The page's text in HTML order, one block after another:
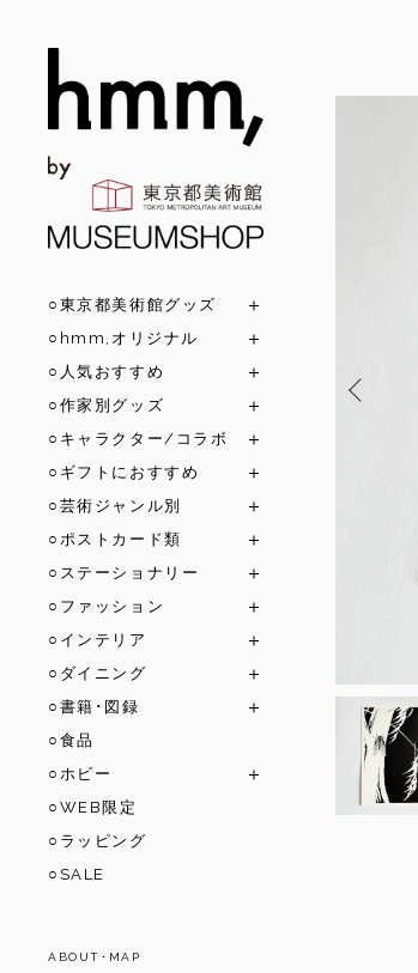
○東京都美術館グッズ
○hmm,オリジナル
○人気おすすめ
○作家別グッズ
○キャラクター/コラボ
○ギフトにおすすめ
○芸術ジャンル別
○ポストカード類
○ステーショナリー
○ファッション
○インテリア
○ダイニング
○書籍･図録
○食品
○ホビー
○WEB限定
○ラッピング
○SALE
ABOUT･MAP